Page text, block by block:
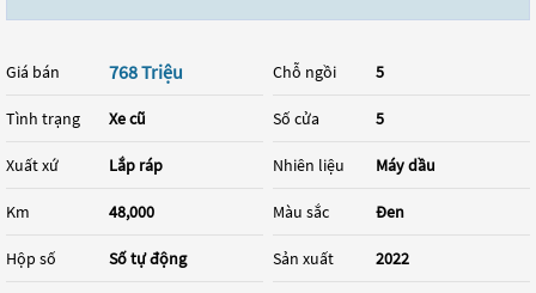
Giá bán 768 Triệu
Tình trạng Xe cũ
Xuất xứ Lắp ráp
Km 48,000
Hộp số Số tự động
Chỗ ngồi 5
Số cửa 5
Nhiên liệu Máy dầu
Màu sắc Đen
Sản xuất 2022